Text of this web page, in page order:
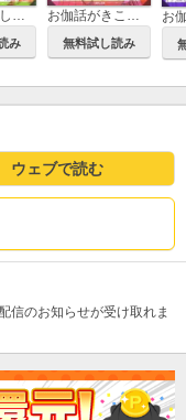
1/10のないしょ話 一清&千沙姫シリーズ
み
お伽話がきこえる 一清&千沙姫シリーズ
無料試し読み
ウェブで読む
信のお知らせが受け取れま